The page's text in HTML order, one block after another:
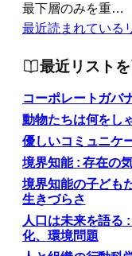
最下層のみを重…
最近読まれている
最近リスト
コーポレートガバ
動物たちは何をし
優しいコミュニケ
境界知能 : 存在の
境界知能の子ども
生きづらさ
人口は未来を語る
化、環境問題